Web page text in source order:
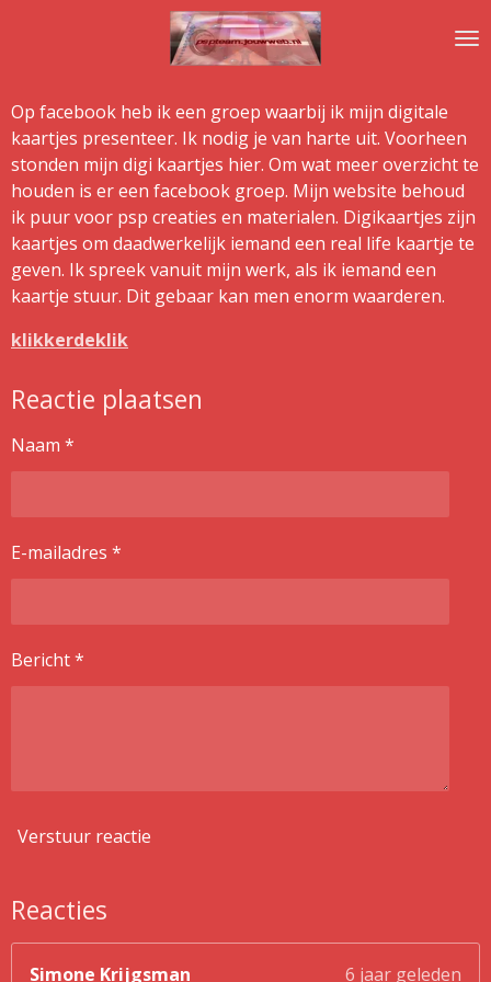
de
hoofdinhoud
Op facebook heb ik een groep waarbij ik mijn digitale
kaartjes presenteer. Ik nodig je van harte uit. Voorheen
stonden mijn digi kaartjes hier. Om wat meer overzicht te
houden is er een facebook groep. Mijn website behoud
ik puur voor psp creaties en materialen. Digikaartjes zijn
kaartjes om daadwerkelijk iemand een real life kaartje te
geven. Ik spreek vanuit mijn werk, als ik iemand een
kaartje stuur. Dit gebaar kan men enorm waarderen.
klikkerdeklik
Reactie plaatsen
Naam *
E-mailadres *
Bericht *
Verstuur reactie
Reacties
Simone Krijgsman 6 jaar geleden